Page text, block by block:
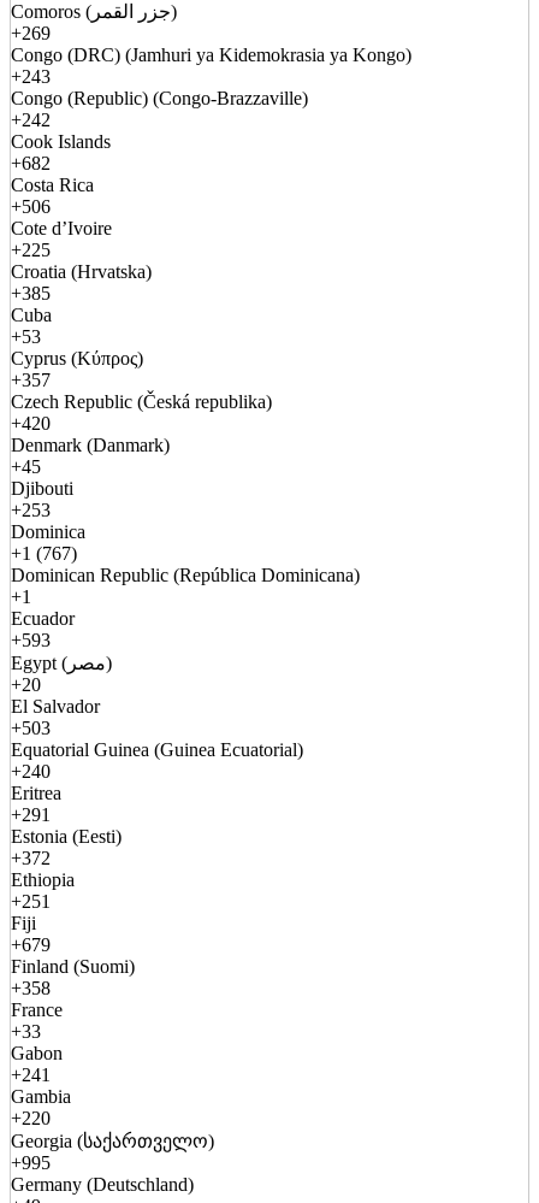
Comoros (جزر القمر)
+269
Congo (DRC) (Jamhuri ya Kidemokrasia ya Kongo)
+243
Congo (Republic) (Congo-Brazzaville)
+242
Cook Islands
+682
Costa Rica
+506
Cote d’Ivoire
+225
Croatia (Hrvatska)
+385
Cuba
+53
Cyprus (Κύπρος)
+357
Czech Republic (Česká republika)
+420
Denmark (Danmark)
+45
Djibouti
+253
Dominica
+1 (767)
Dominican Republic (República Dominicana)
+1
Ecuador
+593
Egypt (مصر)
+20
El Salvador
+503
Equatorial Guinea (Guinea Ecuatorial)
+240
Eritrea
+291
Estonia (Eesti)
+372
Ethiopia
+251
Fiji
+679
Finland (Suomi)
+358
France
+33
Gabon
+241
Gambia
+220
Georgia (საქართველო)
+995
Germany (Deutschland)